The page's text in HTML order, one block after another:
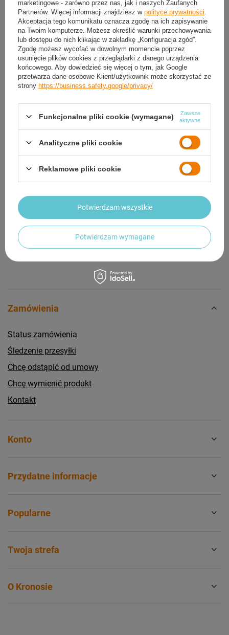
Darmowa i szybka dostawaod50,00 zł
30dni na łatwy zwrot
Sprawdź, w którym sklepie obejrzysz i kupisz od ręki
Bezpieczne zakupy
OPIS
GWARANCJA
OPINIE (0)
Potrzebujesz pomocy? Masz pytania?
Zadaj pytanie a my odpowiemy niezwłocznie,
najciekawsze pytania i odpowiedzi publikując
dla innych.
Zadaj pytanie
Zamówienia
Status zamówienia
Śledzenie przesyłki
Chcę odstąpić od umowy
Chcę wymienić produkt
Kontakt
Konto
Przydatne informacje
Popularne
Twoja strefa
O Kronosie
marketingowe - zarówno przez nas, jak i naszych Zaufanych
Partnerów. Więcej informacji znajdziesz w polityce prywatności
Akceptacja tego komunikatu oznacza zgodę na ich zapisywanie
na Twoim komputerze. Możesz określić warunki przechowywania
lub dostępu do nich klikając w zakładkę „Konfiguracja zgód”.
Zgodę możesz wycofać w dowolnym momencie poprzez
usunięcie plików cookies z przeglądarki z danego urządzenia
końcowego. Aby dowiedzieć się więcej o tym, jak Google
przetwarza dane osobowe Klient/użytkownik może skorzystać ze
strony https://business.safety.google/privacy/
Funkcjonalne pliki cookie (wymagane)
Zawsze
aktywne
Analityczne pliki cookie
Reklamowe pliki cookie
Potwierdzam wymagane
Potwierdzam wszystkie